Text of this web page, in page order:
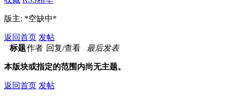
版主: *空缺中*
返回首页 发帖
标题作者 回复/查看 最后发表
本版块或指定的范围内尚无主题。
返回首页 发帖